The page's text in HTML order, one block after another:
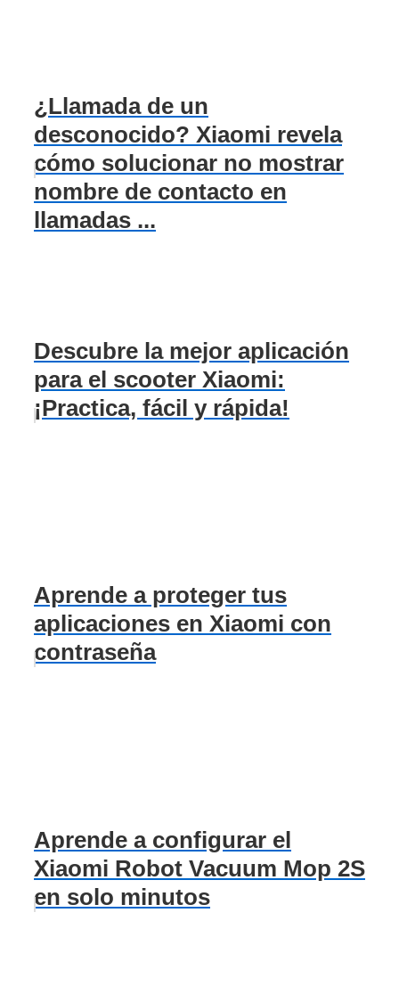
¿Llamada de un
desconocido? Xiaomi revela
cómo solucionar no mostrar
nombre de contacto en
llamadas ...
Descubre la mejor aplicación
para el scooter Xiaomi:
¡Practica, fácil y rápida!
Aprende a proteger tus
aplicaciones en Xiaomi con
contraseña
Aprende a configurar el
Xiaomi Robot Vacuum Mop 2S
en solo minutos